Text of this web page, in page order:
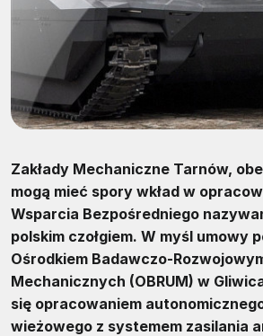
Zakłady Mechaniczne Tarnów,
mogą mieć spory wkład w
Wsparcia Bezpośredniego
polskim czołgiem. W myśl umowy
Ośrodkiem Badawczo-
Mechanicznych (OBRUM) w
się opracowaniem
wieżowego z systemem zasilania